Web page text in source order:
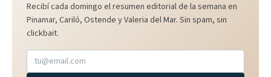
Recibí cada domingo el resumen editorial de la semana en
Pinamar, Cariló, Ostende y Valeria del Mar. Sin spam, sin
clickbait.